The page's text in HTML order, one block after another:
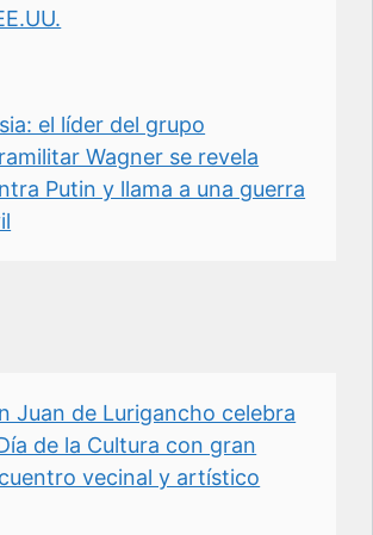
el líder del grupo
Wagner se revela
Putin y llama a una guerra
Juan de Lurigancho celebra
de la Cultura con gran
vecinal y artístico